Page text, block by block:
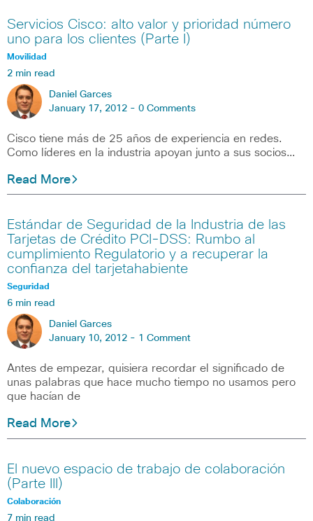
Servicios Cisco: alto valor y prioridad número
uno para los clientes (Parte I)
Movilidad
2 min read
Daniel Garces
January 17, 2012 - 0 Comments
Cisco tiene más de 25 años de experiencia en redes.
Como líderes en la industria apoyan junto a sus socios…
Read More
Estándar de Seguridad de la Industria de las
Tarjetas de Crédito PCI-DSS: Rumbo al
cumplimiento Regulatorio y a recuperar la
confianza del tarjetahabiente
Seguridad
6 min read
Daniel Garces
January 10, 2012 - 1 Comment
Antes de empezar, quisiera recordar el significado de
unas palabras que hace mucho tiempo no usamos pero
que hacían de
Read More
El nuevo espacio de trabajo de colaboración
(Parte III)
Colaboración
7 min read